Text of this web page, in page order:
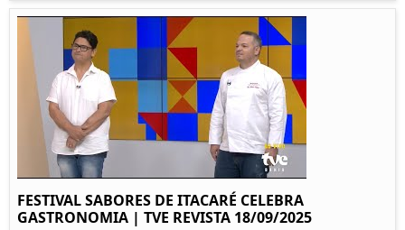
FESTIVAL SABORES DE ITACARÉ CELEBRA
GASTRONOMIA | TVE REVISTA 18/09/2025